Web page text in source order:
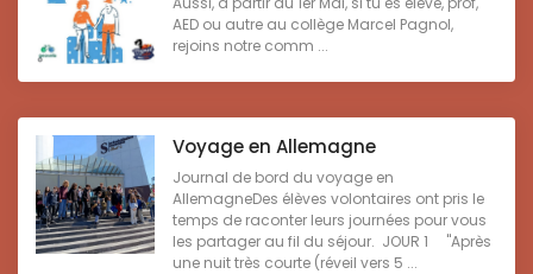
AED ou autre au collège Marcel Pagnol,
rejoins notre comm ...
Voyage en Allemagne
Journal de bord du voyage en
AllemagneDes élèves volontaires ont pris le
temps de raconter leurs journées pour vous
les partager au fil du séjour. JOUR 1 "Après
une nuit très courte (réveil vers 5 ...